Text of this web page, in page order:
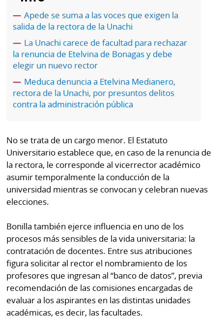
OTROS
SITIOS
Metro
por
Metro
Tienda
Panamá
Cero
KM
Corprensa
Mi
Diario
Club
La
Busca
Fácil
⌾
Hoy
por
Hoy
Sábado
Picante
⌾
La
Repregunta
Tal
Cual
Sabrina
Sin
Censura
Apede se suma a las voces que exigen la
salida de la rectora de la Unachi
La Unachi carece de facultad para rechazar
la renuncia de Etelvina de Bonagas y debe
elegir un nuevo rector
Meduca denuncia a Etelvina Medianero,
rectora de la Unachi, por presuntos delitos
contra la administración pública
No se trata de un cargo menor. El Estatuto
Universitario establece que, en caso de la renuncia de
la rectora, le corresponde al vicerrector académico
asumir temporalmente la conducción de la
universidad mientras se convocan y celebran nuevas
elecciones.
Bonilla también ejerce influencia en uno de los
procesos más sensibles de la vida universitaria: la
contratación de docentes. Entre sus atribuciones
figura solicitar al rector el nombramiento de los
profesores que ingresan al “banco de datos”, previa
recomendación de las comisiones encargadas de
evaluar a los aspirantes en las distintas unidades
académicas, es decir, las facultades.